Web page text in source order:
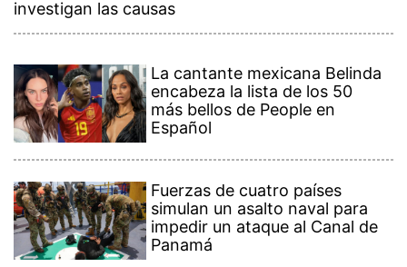
investigan las causas
La cantante mexicana Belinda
encabeza la lista de los 50
más bellos de People en
Español
Fuerzas de cuatro países
simulan un asalto naval para
impedir un ataque al Canal de
Panamá